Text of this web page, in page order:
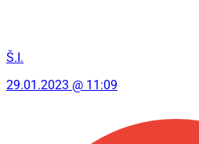
Š.I.
29.01.2023 @ 11:09